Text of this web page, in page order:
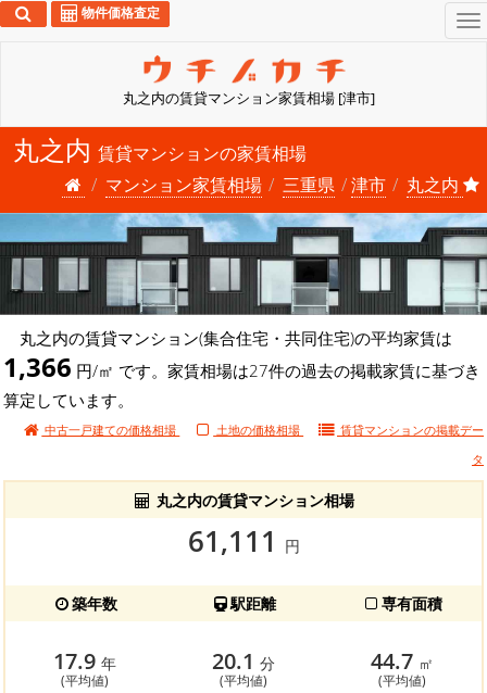
丸之内の賃貸マンション家賃相場 [津市]
物件価格査定
丸之内 賃貸マンションの家賃相場
マンション家賃相場
三重県 津市 丸之内
丸之内の賃貸マンション(集合住宅・共同住宅)の平均家賃は
1,366 円/㎡ です。家賃相場は27件の過去の掲載家賃に基づき
算定しています。
中古一戸建ての価格相場 土地の価格相場 賃貸マンションの掲載デー
タ
丸之内の賃貸マンション相場
61,111 円
築年数 駅距離 専有面積
17.9 年
(平均値)
20.1 分
(平均値)
44.7 ㎡
(平均値)